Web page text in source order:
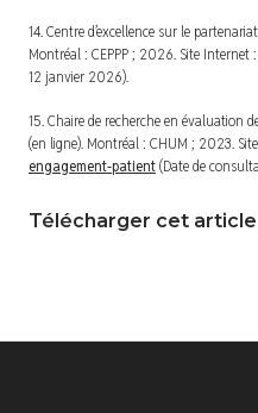
14. Centre d’excellence sur le
Montréal : CEPPP ; 2026. Site Internet :
12 janvier 2026).
15. Chaire de recherche en évaluation
(en ligne). Montréal : CHUM ; 2023.
engagement-patient(Date de
Télécharger cet article